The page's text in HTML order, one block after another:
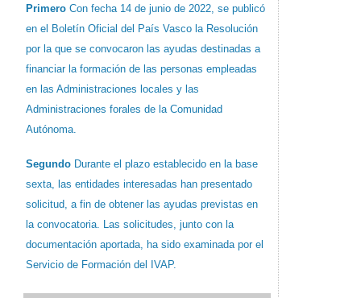
Primero Con fecha 14 de junio de 2022, se publicó
en el Boletín Oficial del País Vasco la Resolución
por la que se convocaron las ayudas destinadas a
financiar la formación de las personas empleadas
en las Administraciones locales y las
Administraciones forales de la Comunidad
Autónoma.
Segundo Durante el plazo establecido en la base
sexta, las entidades interesadas han presentado
solicitud, a fin de obtener las ayudas previstas en
la convocatoria. Las solicitudes, junto con la
documentación aportada, ha sido examinada por el
Servicio de Formación del IVAP.